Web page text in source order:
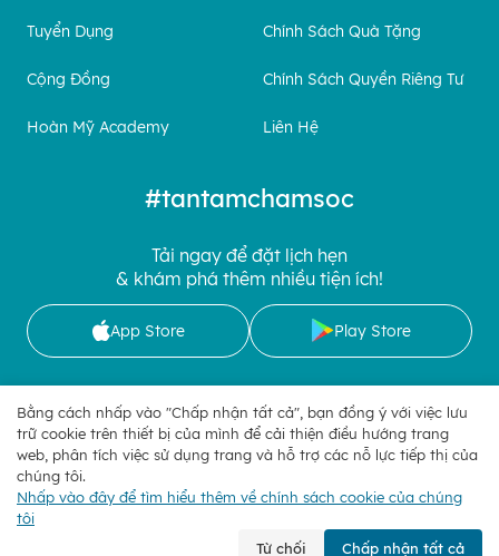
Tuyển Dụng
Cộng Đồng
Hoàn Mỹ Academy
Chính Sách Quà Tặng
Chính Sách Quyền Riêng Tư
Liên Hệ
#tantamchamsoc
Tải ngay để đặt lịch hẹn
& khám phá thêm nhiều tiện ích!
App Store Play Store
Quản lý Cookies| Copyright 2025 © Hoan My Corporation
Kết nối với chúng tôi
Bằng cách nhấp vào "Chấp nhận tất cả", bạn đồng ý với việc lưu
trữ cookie trên thiết bị của mình để cải thiện điều hướng trang
web, phân tích việc sử dụng trang và hỗ trợ các nỗ lực tiếp thị của
chúng tôi.
Nhấp vào đây để tìm hiểu thêm về chính sách cookie của chúng
tôi
Từ chối
Chấp nhận tất cả